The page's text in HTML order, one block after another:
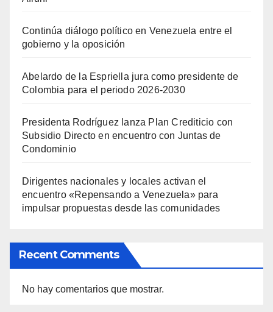
Continúa diálogo político en Venezuela entre el
gobierno y la oposición
Abelardo de la Espriella jura como presidente de
Colombia para el periodo 2026-2030
Presidenta Rodríguez lanza Plan Crediticio con
Subsidio Directo en encuentro con Juntas de
Condominio
Dirigentes nacionales y locales activan el
encuentro «Repensando a Venezuela» para
impulsar propuestas desde las comunidades
Recent Comments
No hay comentarios que mostrar.